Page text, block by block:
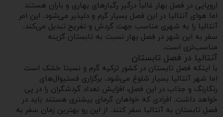
اروپایی در فصل بهار غالباً درگیر رگبار‌های بهاری و باران هستند
اما هوای آنتالیا در این فصل بسیار گرم و دلپذیر می‌شود. این امر
آنتالیا را به شهری مناسب جهت گردش و تفریح تبدیل می‌کند.
سفر به این شهر در فصل بهار نسبت به تابستان گزینه
مناسب‌تری است.
آنتالیا در فصل تابستان
با اینکه فصل تابستان در کشور ترکیه گرم و نسبتا خشک است
اما شهر آنتالیا بسیار شلوغ می‌شود. برگزاری فستیوال‌های
رنگارنگ و جذاب در این فصل، افزایش تعداد گردشگران را در پی
خواهد داشت. افرادی که خواهان گرمای بیشتری هستند باید در
فصل تابستان به آنتالیا سفر کنند. از این رو بهترین زمان سفر به